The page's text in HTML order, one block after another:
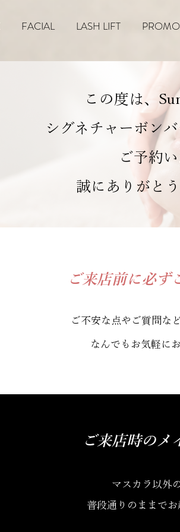
FACIAL LASH LIFT
この度は、
シグネチャーボン
ご予約
誠にありがとう
ご来店前に必ず
ご不安な点やご質問な
なんでもお気軽に
ご来店時のメ
マスカラ以外
普段通りのままでお